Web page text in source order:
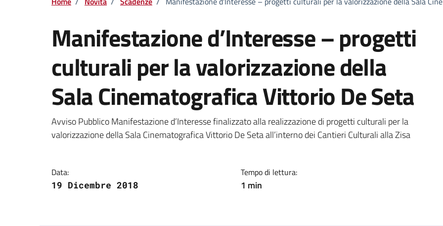
Manifestazione d’Interesse – progetti
culturali per la valorizzazione della
Sala Cinematografica Vittorio De Seta
Dettagli della notizia
Avviso Pubblico Manifestazione d’Interesse finalizzato alla realizzazione di progetti culturali per la
valorizzazione della Sala Cinematografica Vittorio De Seta all’interno dei Cantieri Culturali alla Zisa
Data:
19 Dicembre 2018
Tempo di lettura:
1 min